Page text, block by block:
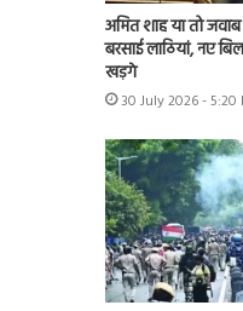
अमित शाह या तो
बरसाई लाठियां, नए
खड़गे
30 July 2026 - 5:20